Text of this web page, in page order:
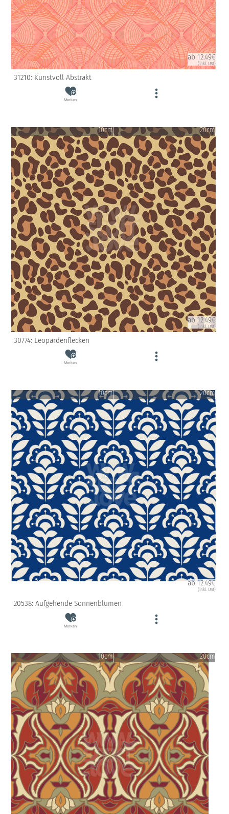
ab 12.49€
(inkl. USt)
31210: Kunstvoll Abstrakt
Merken
10cm 20cm
ab 12.49€
(inkl. USt)
30774: Leopardenflecken
Merken
10cm 20cm
ab 12.49€
(inkl. USt)
20538: Aufgehende Sonnenblumen
Merken
10cm 20cm